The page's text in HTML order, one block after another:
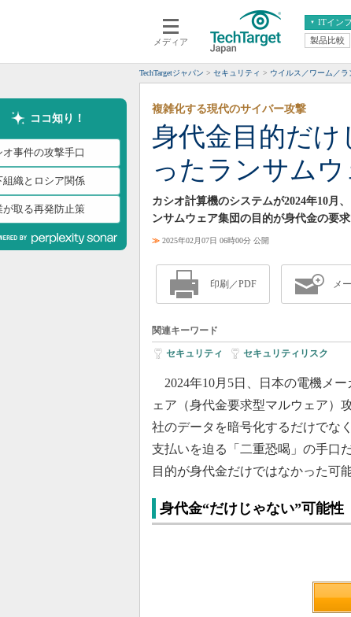
メディア
ITイン
クラウド
スマートモバイル
ネットワーク
システム運用管理
エンタープライ
ERP
CX
情報系システム
製品比較
TechTargetジャパン セキュリティ ウイルス／ワーム／
ココ知り！
オ事件の攻撃手口
組織とロシア関係
が取る再発防止策
身代金目的だ
ったランサム
複雑化する現代のサイバー攻撃
カシオ計算機のシステムが2024年10月
ンサムウェア集団の目的が身代金の要
≫ 2025年02月07日 06時00分 公開
印刷／PDF メ
関連キーワード
セキュリティ セキュリティリスク
2024年10月5日、日本の電機メ
ェア（身代金要求型マルウェア）
社のデータを暗号化するだけでな
支払いを迫る「二重恐喝」の手口
目的が身代金だけではなかった可
身代金“だけじゃない”可能性